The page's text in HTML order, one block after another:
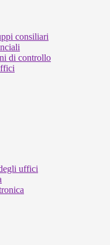
consiliari
di controllo
uffici